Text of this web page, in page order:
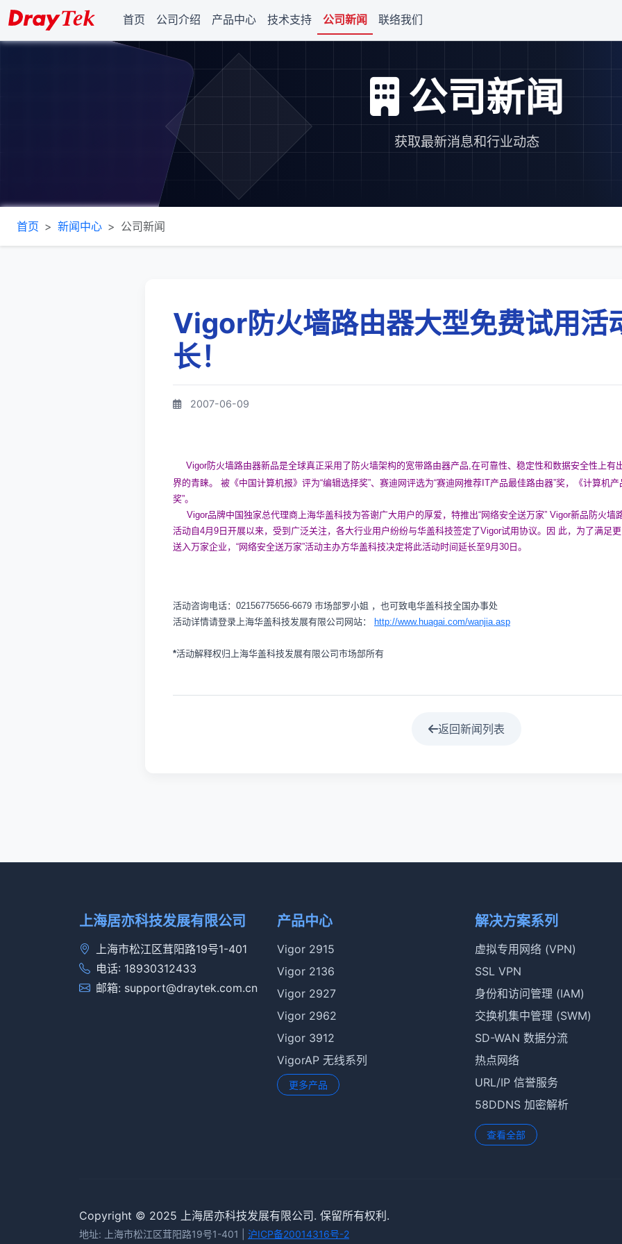
首页 公司介绍 产品中心 技术支持 公司新闻 联络我们
公司新闻
获取最新消息和行业动态
首页 新闻中心 公司新闻
Vigor防火墙路由器大型免费试用活
长！
2007-06-09
Vigor防火墙路由器新品是全球真正采用了防火墙架构的宽带路由器产品,在可靠性、稳定性和数据安全性上有
界的青睐。 被《中国计算机报》评为“编辑选择奖”、赛迪网评选为“赛迪网推荐IT产品最佳路由器”奖，《计算机
奖”。
Vigor品牌中国独家总代理商上海华盖科技为答谢广大用户的厚爱，特推出“网络安全送万家” Vigor新品防火墙
活动自4月9日开展以来，受到广泛关注，各大行业用户纷纷与华盖科技签定了Vigor试用协议。因 此，为了满足
送入万家企业，“网络安全送万家”活动主办方华盖科技决定将此活动时间延长至9月30日。
活动咨询电话：02156775656-6679 市场部罗小姐 ，也可致电华盖科技全国办事处
活动详情请登录上海华盖科技发展有限公司网站：
http://www.huagai.com/wanjia.asp
*活动解释权归上海华盖科技发展有限公司市场部所有
返回新闻列表
上海居亦科技发展有限公司
上海市松江区茸阳路19号1-401
电话: 18930312433
邮箱: support@draytek.com.cn
产品中心
Vigor 2915
Vigor 2136
Vigor 2927
Vigor 2962
Vigor 3912
VigorAP 无线系列
更多产品
解决方案系列
虚拟专用网络 (VPN)
SSL VPN
身份和访问管理 (IAM)
交换机集中管理 (SWM)
SD-WAN 数据分流
热点网络
URL/IP 信誉服务
58DDNS 加密解析
查看全部
Copyright © 2025 上海居亦科技发展有限公司. 保留所有权利.
地址: 上海市松江区茸阳路19号1-401 | 沪ICP备20014316号-2